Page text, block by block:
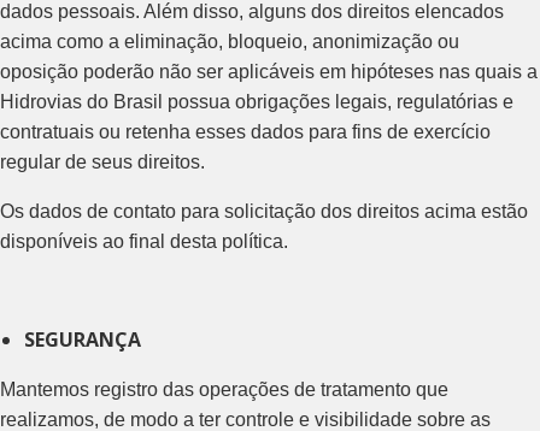
dados pessoais. Além disso, alguns dos direitos elencados
acima como a eliminação, bloqueio, anonimização ou
oposição poderão não ser aplicáveis em hipóteses nas quais a
Hidrovias do Brasil possua obrigações legais, regulatórias e
contratuais ou retenha esses dados para fins de exercício
regular de seus direitos.
Os dados de contato para solicitação dos direitos acima estão
disponíveis ao final desta política.
SEGURANÇA
Mantemos registro das operações de tratamento que
realizamos, de modo a ter controle e visibilidade sobre as